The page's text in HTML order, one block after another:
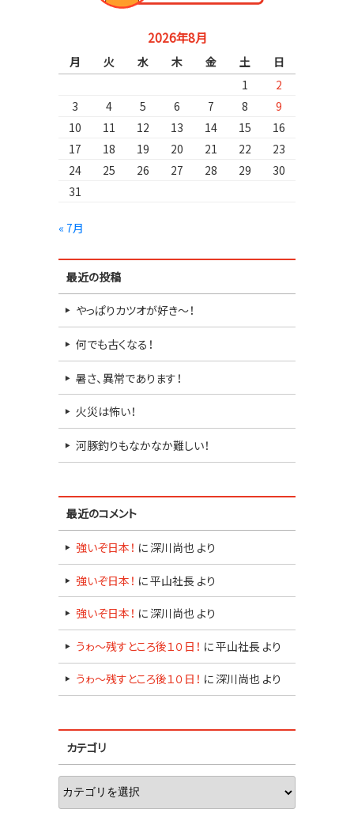
2026年8月
月 火 水 木 金 土
日
1
2
3
4 5 6 7 8
9
10
11 12 13 14 15
16
17
18 19 20 21 22
23
24
25 26 27 28 29
30
31
« 7月
最近の投稿
やっぱりカツオが好き～！
何でも古くなる！
暑さ、異常であります！
火災は怖い！
河豚釣りもなかなか難しい！
最近のコメント
強いぞ日本！ に 深川尚也 より
強いぞ日本！ に平山社長 より
強いぞ日本！ に 深川尚也 より
うゎ～残すところ後１０日！ に平山社長 より
うゎ～残すところ後１０日！ に 深川尚也 より
カテゴリ